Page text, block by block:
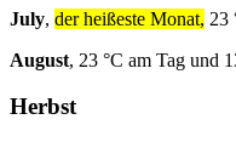
July, der heißeste Monat, 23
August, 23 °C am Tag und
Herbst